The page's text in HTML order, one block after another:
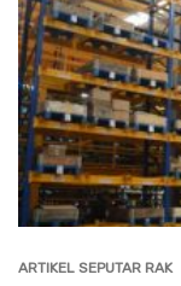
ARTIKEL SEPUTAR RAK